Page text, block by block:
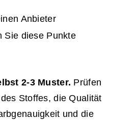
Anbieter
Sie diese Punkte
2-3 Muster. Prüfen
Stoffes, die Qualität
und die